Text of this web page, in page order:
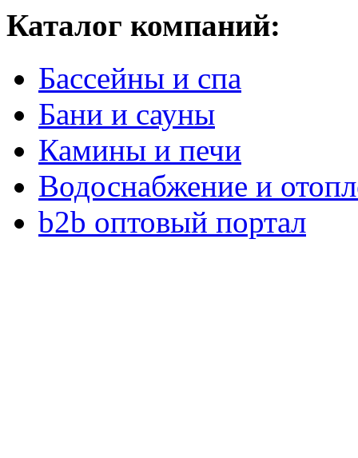
Каталог компаний:
Бассейны и спа
Бани и сауны
Камины и печи
Водоснабжение и
b2b оптовый портал